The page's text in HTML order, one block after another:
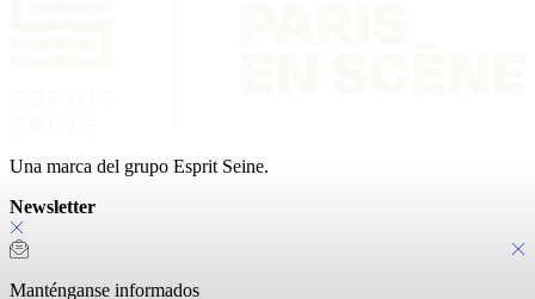
Una marca del grupo Esprit Seine.
Newsletter
Manténganse informados